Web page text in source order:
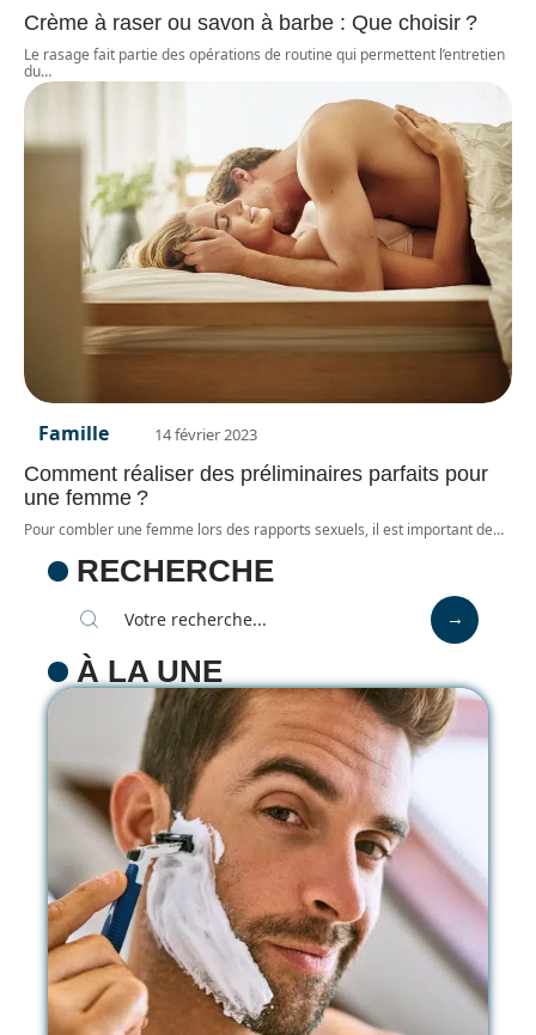
Crème à raser ou savon à barbe : Que choisir ?
Le rasage fait partie des opérations de routine qui permettent l’entretien
du…
Famille 14 février 2023
Comment réaliser des préliminaires parfaits pour
une femme ?
Pour combler une femme lors des rapports sexuels, il est important de…
RECHERCHE
À LA UNE